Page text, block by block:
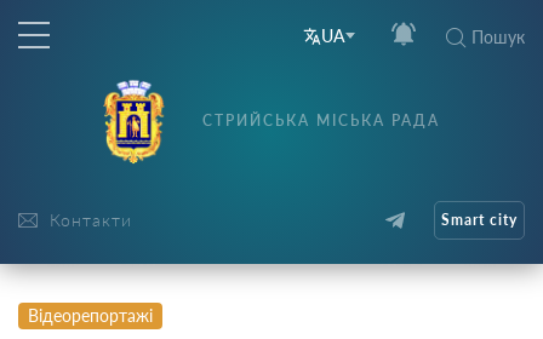
UA Пошук
Контакти
СТРИЙСЬКА МІСЬКА РАДА
Smart city
Відеорепортажі